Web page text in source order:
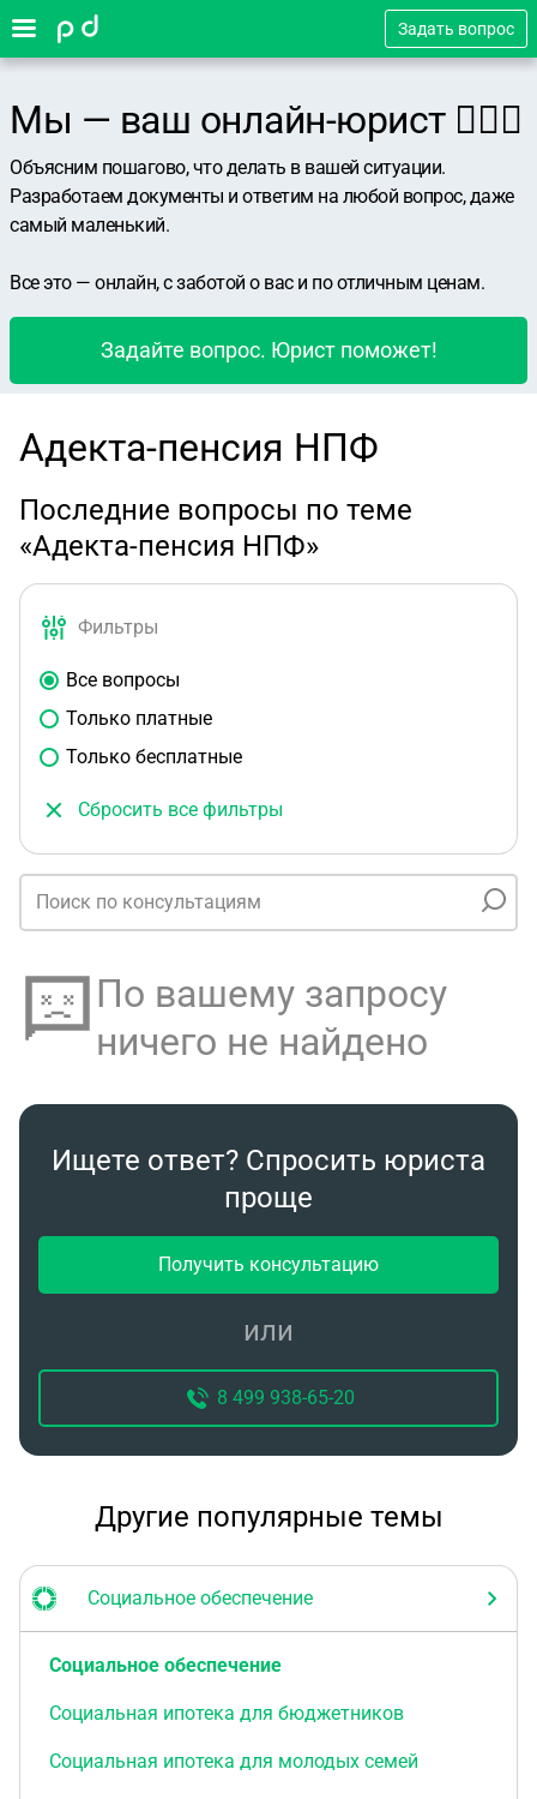
Задать вопрос
Мы — ваш онлайн-юрист 👨🏻‍⚖️
Объясним пошагово, что делать в вашей ситуации.
Разработаем документы и ответим на любой вопрос, даже
самый маленький.
Все это — онлайн, с заботой о вас и по отличным ценам.
Задайте вопрос. Юрист поможет!
Адекта-пенсия НПФ
Последние вопросы по теме
«Адекта-пенсия НПФ»
Фильтры
Все вопросы
Только платные
Только бесплатные
Сбросить все фильтры
По вашему запросу
ничего не найдено
Ищете ответ? Спросить юриста
проще
Получить консультацию
или
8 499 938-65-20
Другие популярные темы
Социальное обеспечение
Социальное обеспечение
Социальная ипотека для бюджетников
Социальная ипотека для молодых семей